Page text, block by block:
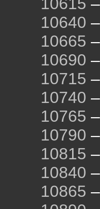
10615 –
10640 –
10665 –
10690 –
10715 –
10740 –
10765 –
10790 –
10815 –
10840 –
10865 –